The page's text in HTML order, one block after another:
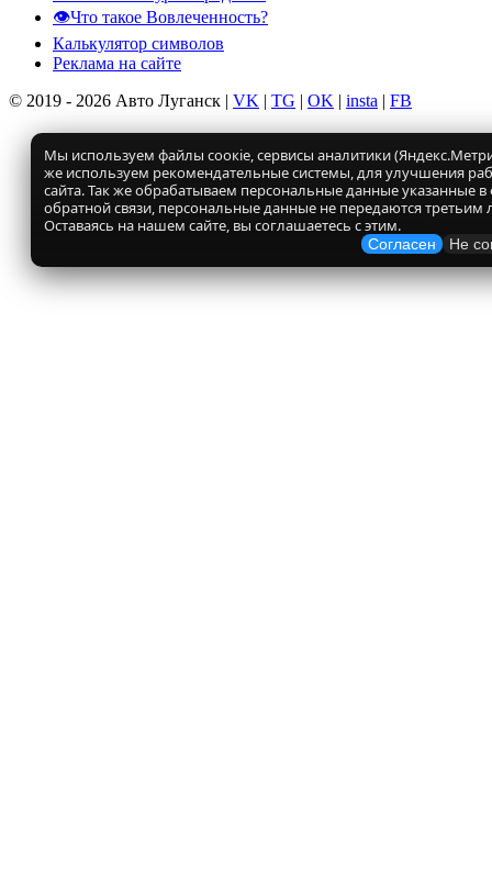
👁️Что такое Вовлеченность?
Калькулятор символов
Реклама на сайте
© 2019 - 2026 Авто Луганск | VK | TG | OK | insta | FB
Мы используем файлы соокіе, сервисы аналитики
же используем рекомендательные системы, для улучшения
сайта. Так же обрабатываем персональные данные указанные
обратной связи, персональные данные не передаются третьим
Оставаясь на нашем сайте, вы соглашаетесь с этим.
Согласен Не